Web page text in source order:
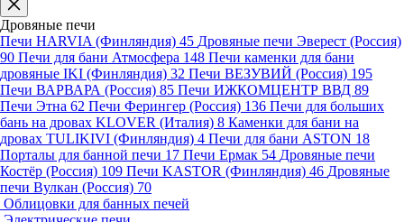
Дровяные печи
Печи HARVIA (Финляндия) 45 Дровяные печи Эверест (Россия)
90 Печи для бани Атмосфера 148 Печи каменки для бани
дровяные IKI (Финляндия) 32 Печи ВЕЗУВИЙ (Россия) 195
Печи ВАРВАРА (Россия) 85 Печи ИЖКОМЦЕНТР ВВД 89
Печи Этна 62 Печи Ферингер (Россия) 136 Печи для больших
бань на дровах KLOVER (Италия) 8 Каменки для бани на
дровах TULIKIVI (Финляндия) 4 Печи для бани ASTON 18
Порталы для банной печи 17 Печи Ермак 54 Дровяные печи
Костёр (Россия) 109 Печи KASTOR (Финляндия) 46 Дровяные
печи Вулкан (Россия) 70
Облицовки для банных печей